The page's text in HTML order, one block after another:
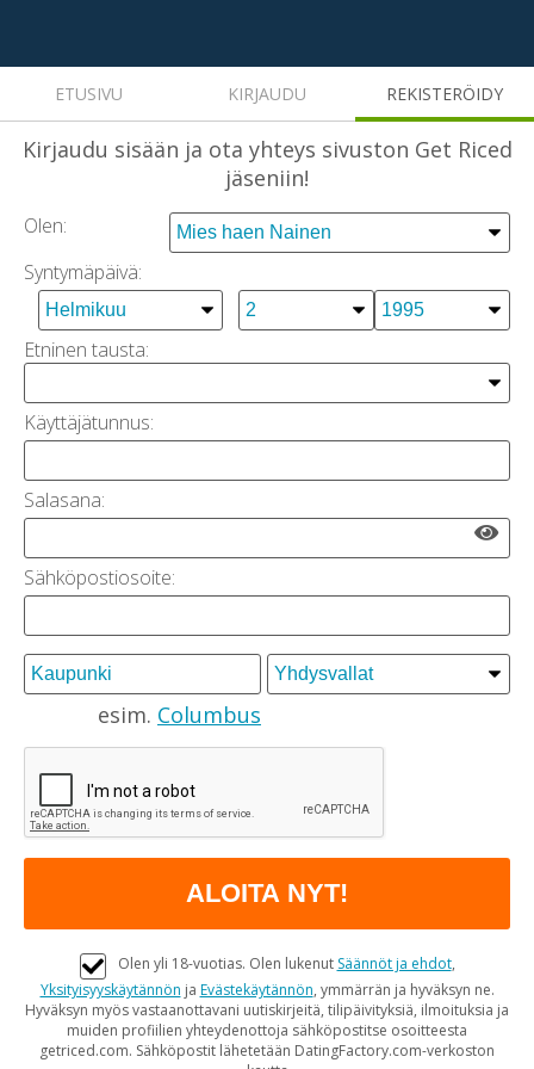
ETUSIVU KIRJAUDU REKISTERÖIDY
Kirjaudu sisään ja ota yhteys sivuston Get Riced
jäseniin!
Olen:
Syntymäpäivä:
Etninen tausta:
Käyttäjätunnus:
Salasana:
Sähköpostiosoite:
esim. Columbus
Olen yli 18-vuotias. Olen lukenut Säännöt ja ehdot,
Yksityisyyskäytännön ja Evästekäytännön, ymmärrän ja hyväksyn ne.
Hyväksyn myös vastaanottavani uutiskirjeitä, tilipäivityksiä, ilmoituksia ja
muiden profiilien yhteydenottoja sähköpostitse osoitteesta
getriced.com. Sähköpostit lähetetään DatingFactory.com-verkoston